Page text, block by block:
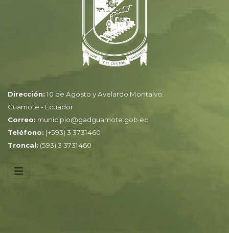
Dirección: 10 de Agosto y Avelardo Montalvo.
Guamote - Ecuador
Correo: municipio@gadguamote.gob.ec
Teléfono: (+593) 3 3731460
Troncal: (593) 3 3731460